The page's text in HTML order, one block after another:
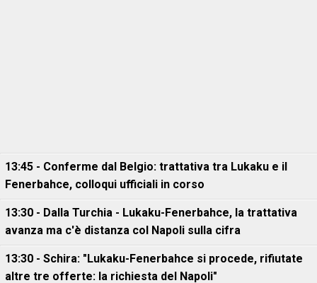
13:45 - Conferme dal Belgio: trattativa tra Lukaku e il
Fenerbahce, colloqui ufficiali in corso
13:30 - Dalla Turchia - Lukaku-Fenerbahce, la trattativa
avanza ma c'è distanza col Napoli sulla cifra
13:30 - Schira: "Lukaku-Fenerbahce si procede, rifiutate
altre tre offerte: la richiesta del Napoli"